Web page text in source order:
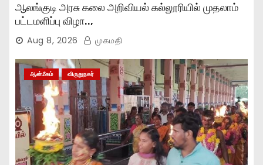
ஆலங்குடி அரசு கலை அறிவியல் கல்லூரியில் முதலாம்
பட்டமளிப்பு விழா..,
Aug 8, 2026 முகமதி
ஆன்மீகம் விருதுநகர்